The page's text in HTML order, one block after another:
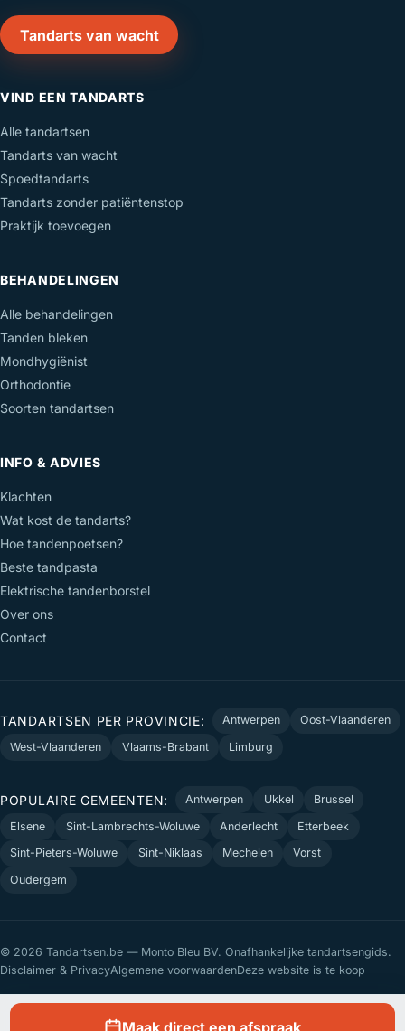
Tandarts van wacht
VIND EEN TANDARTS
Alle tandartsen
Tandarts van wacht
Spoedtandarts
Tandarts zonder patiëntenstop
Praktijk toevoegen
BEHANDELINGEN
Alle behandelingen
Tanden bleken
Mondhygiënist
Orthodontie
Soorten tandartsen
INFO & ADVIES
Klachten
Wat kost de tandarts?
Hoe tandenpoetsen?
Beste tandpasta
Elektrische tandenborstel
Over ons
Contact
TANDARTSEN PER PROVINCIE: Antwerpen
Oost-Vlaanderen
West-Vlaanderen
Vlaams-Brabant Limburg
POPULAIRE GEMEENTEN: Antwerpen Ukkel
Brussel
Elsene
Sint-Lambrechts-Woluwe Anderlecht
Etterbeek
Sint-Pieters-Woluwe
Sint-Niklaas Mechelen
Vorst
Oudergem
© 2026 Tandartsen.be — Monto Bleu BV. Onafhankelijke tandartsengids.
Disclaimer & PrivacyAlgemene voorwaardenDeze website is te koop
Maak direct een afspraak